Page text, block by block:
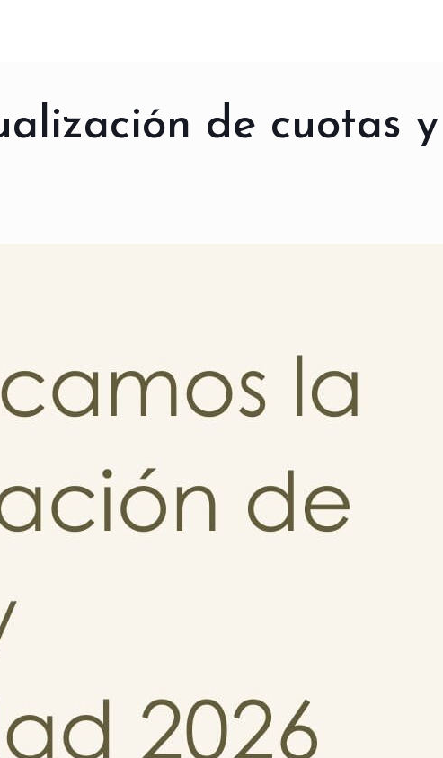
de cuotas